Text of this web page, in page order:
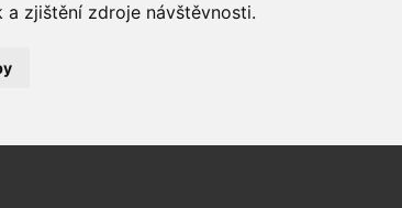
zjištění zdroje návštěvnosti.